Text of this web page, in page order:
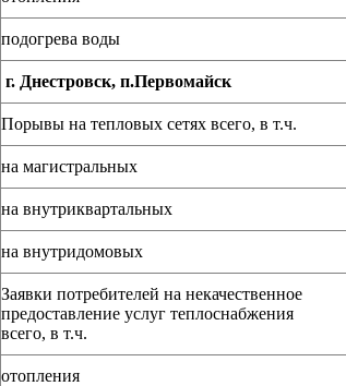
подогрева воды
г. Днестровск, п.Первомайск
Порывы на тепловых сетях всего, в т.ч.
на магистральных
на внутриквартальных
на внутридомовых
Заявки потребителей на некачественное
предоставление услуг теплоснабжения
всего, в т.ч.
отопления